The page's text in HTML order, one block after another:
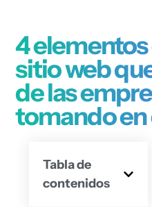
4
sitio web
de las
tomando
Tabla de
contenidos